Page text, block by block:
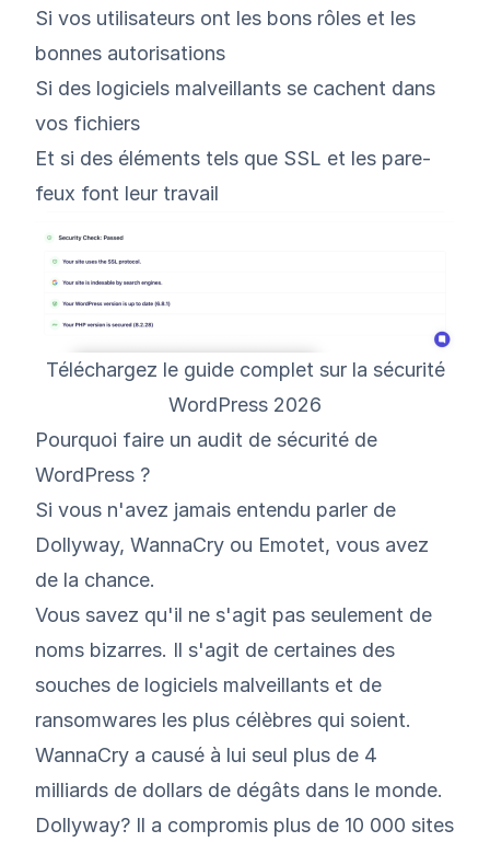
Si vos utilisateurs ont les bons rôles et les
bonnes autorisations
Si des logiciels malveillants se cachent dans
vos fichiers
Et si des éléments tels que SSL et les pare-
feux font leur travail
Téléchargez le guide complet sur la sécurité
WordPress 2026
Pourquoi faire un audit de sécurité de
WordPress ?
Si vous n'avez jamais entendu parler de
Dollyway, WannaCry ou Emotet, vous avez
de la chance.
Vous savez qu'il ne s'agit pas seulement de
noms bizarres. Il s'agit de certaines des
souches de logiciels malveillants et de
ransomwares les plus célèbres qui soient.
WannaCry a causé à lui seul plus de 4
milliards de dollars de dégâts dans le monde.
Dollyway? Il a compromis plus de 10 000 sites